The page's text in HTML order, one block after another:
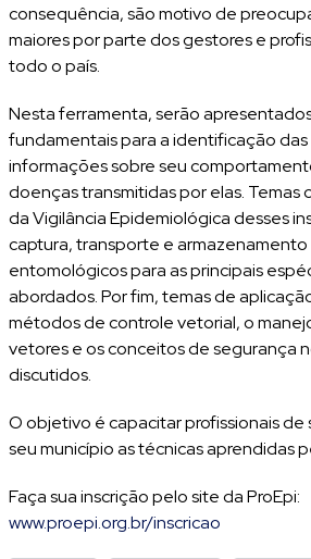
consequência, são motivo de
maiores por parte dos gestores e
todo o país.
Nesta ferramenta, serão
fundamentais para a identificação
informações sobre seu
doenças transmitidas por elas. Temas
da Vigilância Epidemiológica desses
captura, transporte e armazenamento
entomológicos para as principais
abordados. Por fim, temas de
métodos de controle vetorial, o
vetores e os conceitos de segurança
discutidos.
O objetivo é capacitar profissionais de
seu município as técnicas aprendidas
Faça sua inscrição pelo site da ProEpi:
www.proepi.org.br/inscricao